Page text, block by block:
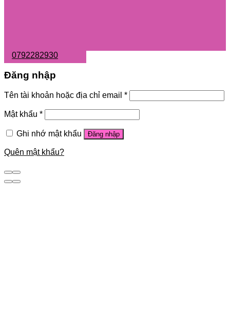
0792282930
Đăng nhập
Tên tài khoản hoặc địa chỉ email *
Mật khẩu *
Ghi nhớ mật khẩu Đăng nhập
Quên mật khẩu?